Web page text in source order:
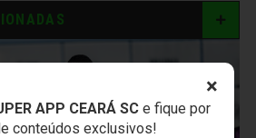
×
APP CEARÁ SCe fique por
conteúdos exclusivos!